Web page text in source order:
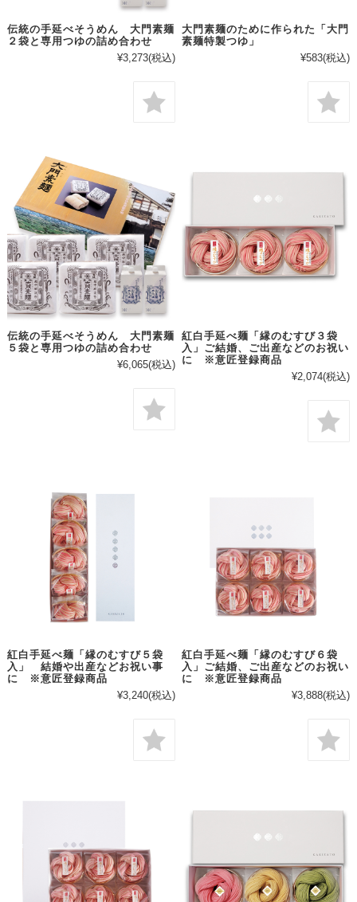
伝統の手延べそうめん 大門素麺
２袋と専用つゆの詰め合わせ
¥3,273(税込)
大門素麺のために作られた「大門
素麺特製つゆ」
¥583(税込)
伝統の手延べそうめん 大門素麺
５袋と専用つゆの詰め合わせ
¥6,065(税込)
紅白手延べ麺「縁のむすび３袋
入」ご結婚、ご出産などのお祝い
に ※意匠登録商品
¥2,074(税込)
紅白手延べ麺「縁のむすび５袋
入」 結婚や出産などお祝い事
に ※意匠登録商品
¥3,240(税込)
紅白手延べ麺「縁のむすび６袋
入」ご結婚、ご出産などのお祝い
に ※意匠登録商品
¥3,888(税込)